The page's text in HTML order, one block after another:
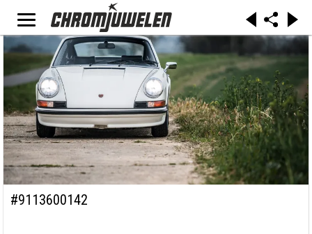
#9113600142